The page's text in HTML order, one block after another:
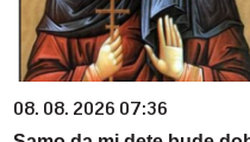
08. 08. 2026 07:36